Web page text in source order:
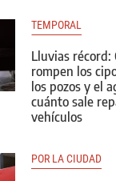
TEMPORAL
Lluvias récord:
rompen los
los pozos y el
cuánto sale
vehículos
POR LA CIUDAD